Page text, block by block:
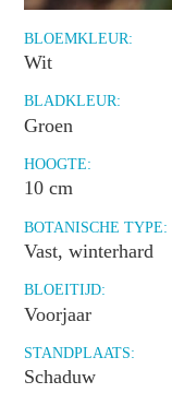
BLOEMKLEUR:
Wit
BLADKLEUR:
Groen
HOOGTE:
10 cm
BOTANISCHE TYPE:
Vast, winterhard
BLOEITIJD:
Voorjaar
STANDPLAATS:
Schaduw